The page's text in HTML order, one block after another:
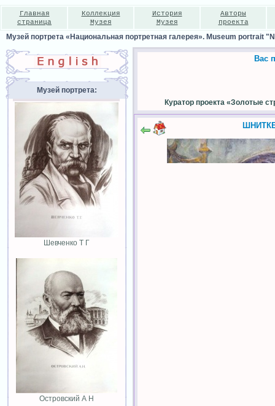
Главная
страница
Коллекция
Музея
История
Музея
Авторы
проекта
Музей портрета «Национальная портретная галерея». Museum portrait
Музей портрета:
Шевченко Т Г
Островский А Н
Вас
Куратор проекта «Золотые